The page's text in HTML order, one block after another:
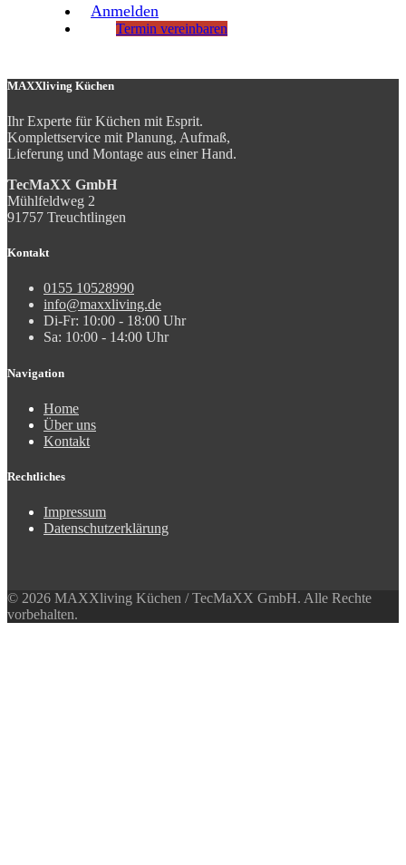
Anmelden
Termin vereinbaren
MAXXliving Küchen
Ihr Experte für Küchen mit Esprit.
Komplettservice mit Planung, Aufmaß,
Lieferung und Montage aus einer Hand.
TecMaXX GmbH
Mühlfeldweg 2
91757 Treuchtlingen
Kontakt
0155 10528990
info@maxxliving.de
Di-Fr: 10:00 - 18:00 Uhr
Sa: 10:00 - 14:00 Uhr
Navigation
Home
Über uns
Kontakt
Rechtliches
Impressum
Datenschutzerklärung
© 2026 MAXXliving Küchen / TecMaXX GmbH. Alle Rechte
vorbehalten.